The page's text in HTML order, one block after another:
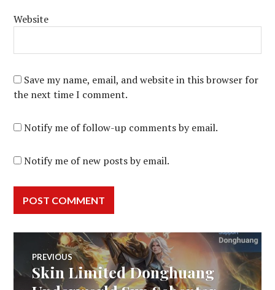
Website
Save my name, email, and website in this browser for
the next time I comment.
Notify me of follow-up comments by email.
Notify me of new posts by email.
Post
PREVIOUS
Previous
post:
Skin Limited Donghuang